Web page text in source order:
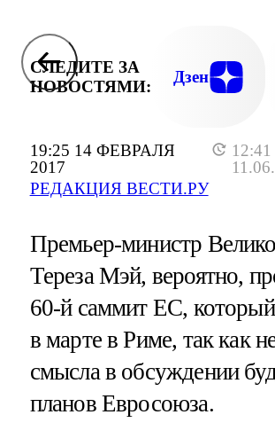
19:25 14 ФЕВРАЛЯ
2017
12:41
РЕДАКЦИЯ ВЕСТИ.РУ
СЛЕДИТЕ ЗА
НОВОСТЯМИ:
Дзен
Премьер-министр
Тереза Мэй, вероятно,
60-й саммит ЕС,
в марте в Риме, так как
смысла в обсуждении
планов Евросоюза.